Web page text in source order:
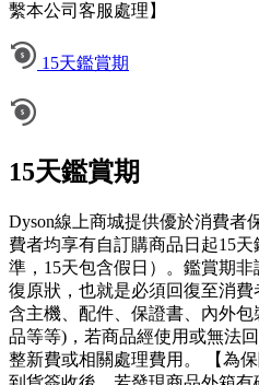
繫本公司客服處理】
15天鑑賞期
15天鑑賞期
Dyson線上商城提供優於消費者
費者均享有自訂購商品日起15
準，15天包含假日）。鑑賞期
復原狀，也就是必須回復至消
含主機、配件、保證書、內外
品等等)，若商品經使用或無法
整新費或相關處理費用。 【為